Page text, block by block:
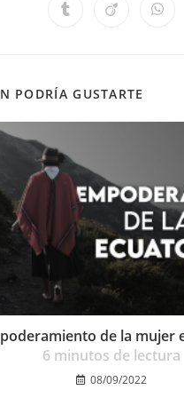
PODRÍA GUSTARTE
de la mujer
6 minutos de lectura
08/09/2022